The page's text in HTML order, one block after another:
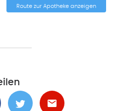
Route zur Apotheke anzeigen